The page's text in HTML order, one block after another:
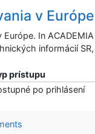
v Európe
In
informácií
prístupu
po prihlásení